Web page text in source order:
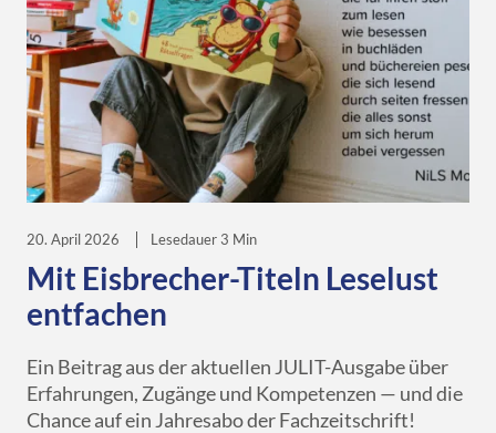
20. April 2026 Lesedauer 3 Min
Mit Eisbrecher-Titeln Leselust
entfachen
Ein Beitrag aus der aktuellen JULIT-Ausgabe über
Erfahrungen, Zugänge und Kompetenzen — und die
Chance auf ein Jahresabo der Fachzeitschrift!